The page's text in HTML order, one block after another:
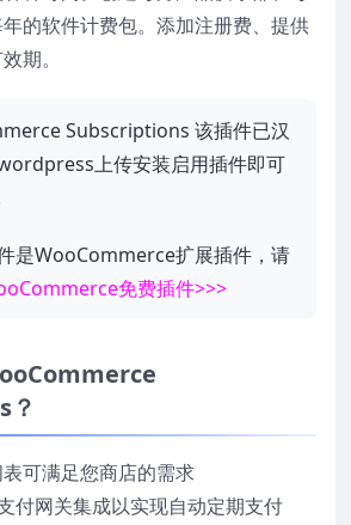
的软件计费包。添加注册费、提供
期。
Subscriptions 该插件已汉
上传安装启用插件即可
是WooCommerce扩展插件，请
免费插件>>>
可满足您商店的需求
付网关集成以实现自动定期支付